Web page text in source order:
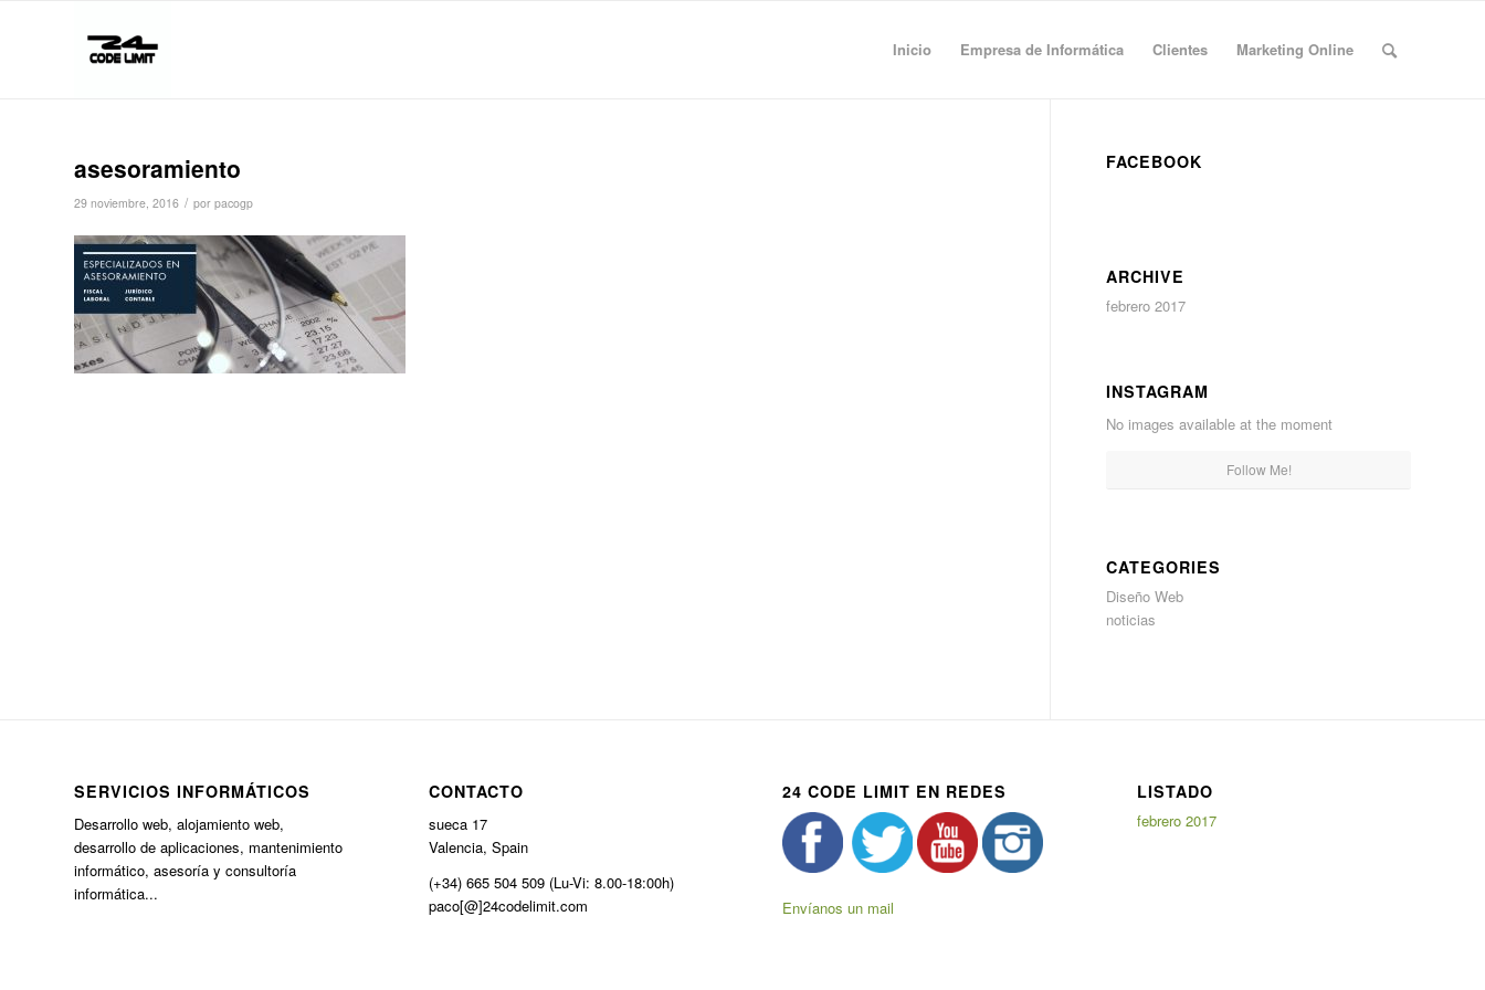
Inicio Empresa de Informática Clientes Marketing Online
asesoramiento
29 noviembre, 2016 / por pacogp
FACEBOOK
ARCHIVE
febrero 2017
INSTAGRAM
No images available at the moment
Follow Me!
CATEGORIES
Diseño Web
noticias
SERVICIOS INFORMÁTICOS
Desarrollo web, alojamiento web,
desarrollo de aplicaciones, mantenimiento
informático, asesoría y consultoría
informática...
CONTACTO
sueca 17
Valencia, Spain
(+34) 665 504 509 (Lu-Vi: 8.00-18:00h)
paco[@]24codelimit.com
24 CODE LIMIT EN REDES
Envíanos un mail
LISTADO
febrero 2017